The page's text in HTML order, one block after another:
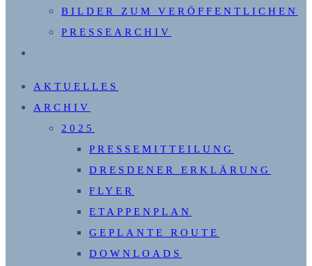
BILDER ZUM VERÖFFENTLICHEN
PRESSEARCHIV
UMSCHALTEN
AKTUELLES
ARCHIV
2025
PRESSEMITTEILUNG
DRESDENER ERKLÄRUNG
FLYER
ETAPPENPLAN
GEPLANTE ROUTE
DOWNLOADS